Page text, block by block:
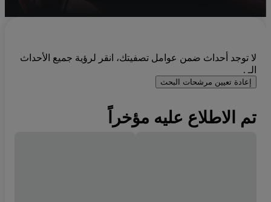
لا توجد أحداث ضمن عوامل تصفيتك، انقر لرؤية جميع الأحداث
الـ .
إعادة تعيين مرشحات البحث
تم الاطلاع عليه مؤخراً